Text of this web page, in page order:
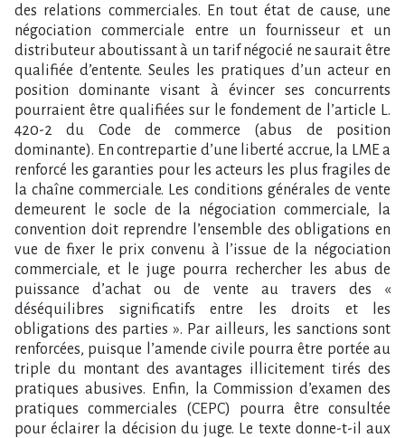
des relations commerciales. En tout état de cause, une
négociation commerciale entre un fournisseur et un
distributeur aboutissant à un tarif négocié ne saurait être
qualifiée d’entente. Seules les pratiques d’un acteur en
position dominante visant à évincer ses concurrents
pourraient être qualifiées sur le fondement de l’article L.
420-2 du Code de commerce (abus de position
dominante). En contrepartie d’une liberté accrue, la LME a
renforcé les garanties pour les acteurs les plus fragiles de
la chaîne commerciale. Les conditions générales de vente
demeurent le socle de la négociation commerciale, la
convention doit reprendre l’ensemble des obligations en
vue de fixer le prix convenu à l’issue de la négociation
commerciale, et le juge pourra rechercher les abus de
puissance d’achat ou de vente au travers des «
déséquilibres significatifs entre les droits et les
obligations des parties ». Par ailleurs, les sanctions sont
renforcées, puisque l’amende civile pourra être portée au
triple du montant des avantages illicitement tirés des
pratiques abusives. Enfin, la Commission d’examen des
pratiques commerciales (CEPC) pourra être consultée
pour éclairer la décision du juge. Le texte donne-t-il aux